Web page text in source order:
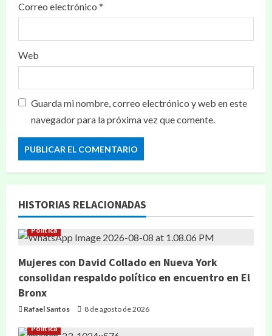
Correo electrónico *
Web
Guarda mi nombre, correo electrónico y web en este
navegador para la próxima vez que comente.
HISTORIAS RELACIONADAS
Política
Mujeres con David Collado en Nueva York
consolidan respaldo político en encuentro en El
Bronx
Rafael Santos 8 de agosto de 2026
Política